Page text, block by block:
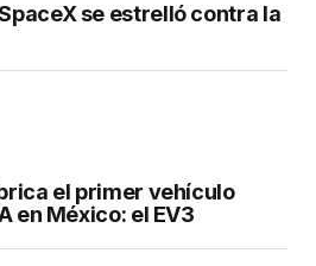
se estrelló contra la
el primer vehículo
en México: el EV3